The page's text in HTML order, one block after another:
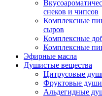
снеков и чипсов
Комплексные
сыров
Комплексные
Комплексные
Эфирные масла
Душистые вещества
Цитрусовые
Фруктовые
Альдегидные